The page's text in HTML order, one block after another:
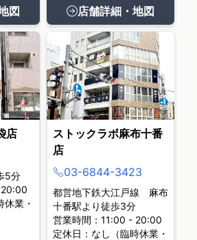
図 店舗詳細・地図
店
5分
休業・
ストックラボ麻布十番
店
03-6844-3423
都営地下鉄大江戸線 麻布
十番駅より徒歩3分
営業時間：11:00 - 20:00
定休日：なし（臨時休業・